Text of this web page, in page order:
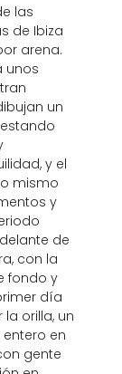
las
de Ibiza
arena.
unos
un
y el
mismo
y
de
con la
fondo y
día
orilla, un
en
gente